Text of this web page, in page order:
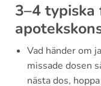
3–4 typiska
Vad händer om
missade dosen
nästa dos,